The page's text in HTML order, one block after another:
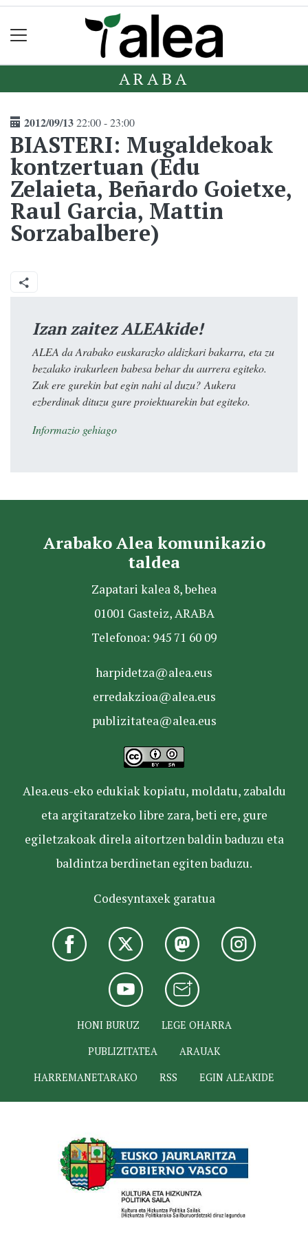
ARABA
2012/09/1322:00 - 23:00
BIASTERI: Mugaldekoak
kontzertuan (Edu
Zelaieta, Beñardo Goietxe,
Raul Garcia, Mattin
Sorzabalbere)
Izan zaitez ALEAkide!
ALEA da Arabako euskarazko aldizkari bakarra, eta zu
bezalako irakurleen babesa behar du aurrera egiteko.
Zuk ere gurekin bat egin nahi al duzu? Aukera
ezberdinak dituzu gure proiektuarekin bat egiteko.
Informazio gehiago
Arabako Alea komunikazio
taldea
Zapatari kalea 8, behea
01001 Gasteiz, ARABA
Telefonoa: 945 71 60 09
harpidetza@alea.eus
erredakzioa@alea.eus
publizitatea@alea.eus
Alea.eus-eko edukiak kopiatu, moldatu, zabaldu
eta argitaratzeko libre zara, beti ere, gure
egiletzakoak direla aitortzen baldin baduzu eta
baldintza berdinetan egiten baduzu.
Codesyntaxek garatua
HONI BURUZ
LEGE OHARRA
PUBLIZITATEA
ARAUAK
HARREMANETARAKO
RSS EGIN ALEAKIDE